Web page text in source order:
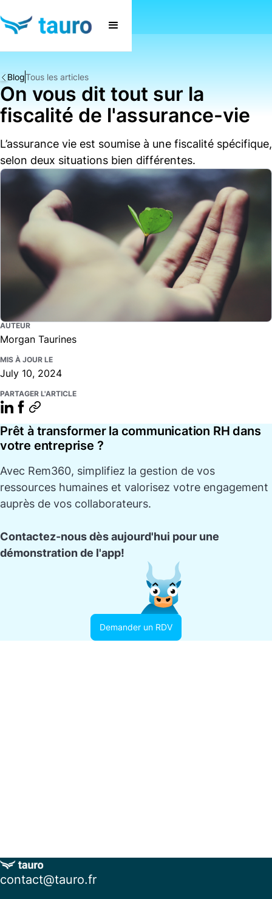
BlogTous les articles
On vous dit tout sur la
fiscalité de l'assurance-vie
L’assurance vie est soumise à une fiscalité spécifique,
selon deux situations bien différentes.
AUTEUR
Morgan Taurines
MIS À JOUR LE
July 10, 2024
PARTAGER L'ARTICLE
Prêt à transformer la communication RH dans
votre entreprise ?
Avec Rem360, simplifiez la gestion de vos
ressources humaines et valorisez votre engagement
auprès de vos collaborateurs.
Contactez-nous dès aujourd'hui pour une
démonstration de l'app!
Demander un RDV
contact@tauro.fr